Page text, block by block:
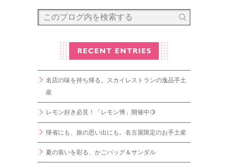
名店の味を持ち帰る。スカイレストランの逸品手土
産
レモン好き必見！「レモン博」開催中🍋
帰省にも、旅の思い出にも。名古屋限定のお手土産
夏の装いを彩る、かごバッグ＆サンダル